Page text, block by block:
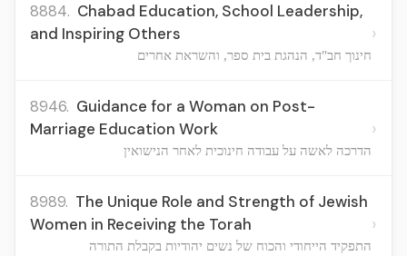
8884. Chabad Education, School Leadership,
and Inspiring Others
חינוך חב"ד, הנהגת בית ספר, והשראת אחרים
›
8946. Guidance for a Woman on Post-
Marriage Education Work
הדרכה לאשה על עבודה חינוכית לאחר הנישואין
›
8989. The Unique Role and Strength of Jewish
Women in Receiving the Torah
התפקיד הייחודי והכוח של נשים יהודיות בקבלת התורה
›